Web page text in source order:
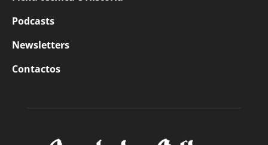
Podcasts
Newsletters
Contactos